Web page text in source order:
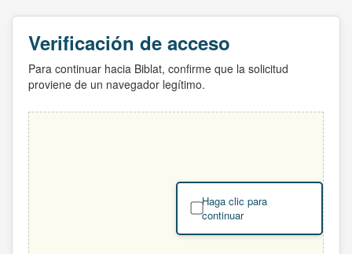
Verificación de acceso
Para continuar hacia Biblat, confirme que la solicitud
proviene de un navegador legítimo.
Haga clic para
continuar